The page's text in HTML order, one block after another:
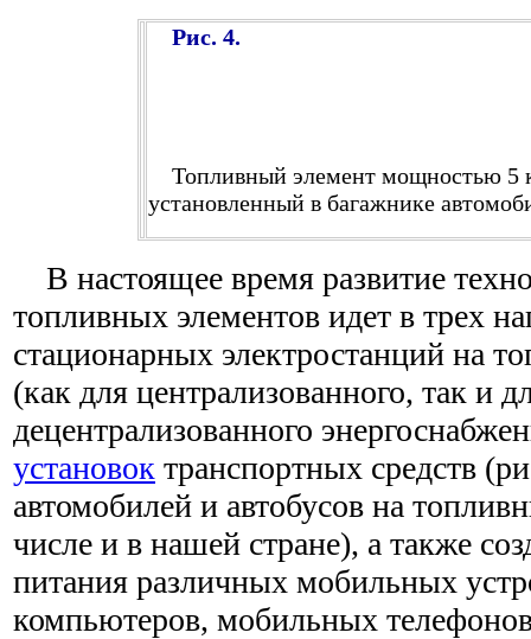
Рис. 4.
Топливный элемент мощностью 5
установленный в багажнике
В настоящее время развитие
топливных элементов идет в трех
стационарных электростанций на
(как для централизованного, так и
децентрализованного
установок транспортных средств
автомобилей и автобусов на
числе и в нашей стране), а также
питания различных мобильных
компьютеров, мобильных